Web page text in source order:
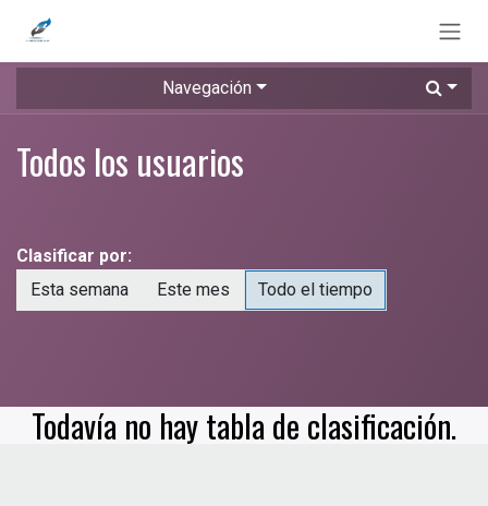
Navegación
Todos los usuarios
Clasificar por:
Esta semana
Este mes Todo el tiempo
Todavía no hay tabla de clasificación.